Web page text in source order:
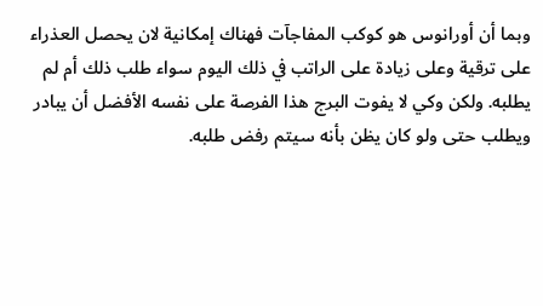
وبما أن أورانوس هو كوكب المفاجآت فهناك إمكانية لان يحصل العذراء
على ترقية وعلى زيادة على الراتب في ذلك اليوم سواء طلب ذلك أم لم
يطلبه. ولكن وكي لا يفوت البرج هذا الفرصة على نفسه الأفضل أن يبادر
ويطلب حتى ولو كان يظن بأنه سيتم رفض طلبه.